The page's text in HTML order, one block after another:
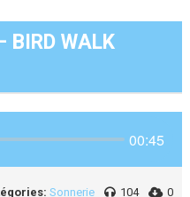
BIRD WALK
00:45
Sonnerie 104 0